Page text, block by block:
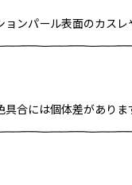
ンパール表面のカス
合には個体差がありま